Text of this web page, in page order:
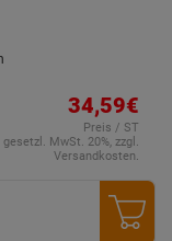
34,59€
Preis / ST
MwSt. 20%, zzgl.
Versandkosten.